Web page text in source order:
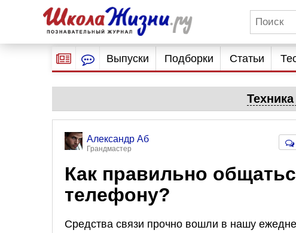
Выпуски Подборки Статьи
Александр Аб
Грандмастер
Как правильно
телефону?
Средства связи прочно вошли в нашу